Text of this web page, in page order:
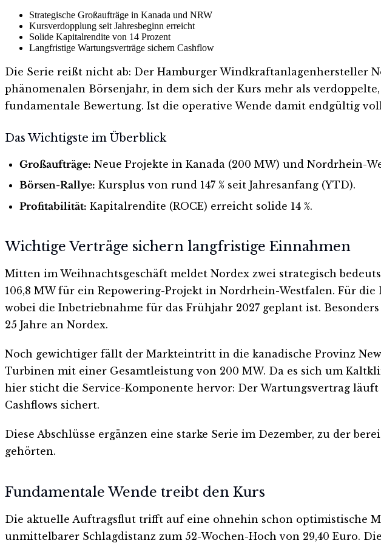
Strategische Großaufträge in Kanada und NRW
Kursverdopplung seit Jahresbeginn erreicht
Solide Kapitalrendite von 14 Prozent
Langfristige Wartungsverträge sichern Cashflow
Die Serie reißt nicht ab: Der Hamburger Windkraftanlagenhersteller
phänomenalen Börsenjahr, in dem sich der Kurs mehr als
fundamentale Bewertung. Ist die operative Wende damit endgültig
Das Wichtigste im Überblick
Großaufträge: Neue Projekte in Kanada (200 MW) und Nordrhein-
Börsen-Rallye: Kursplus von rund 147 % seit Jahresanfang (YTD).
Profitabilität: Kapitalrendite (ROCE) erreicht solide 14 %.
Wichtige Verträge sichern langfristige Einnahmen
Mitten im Weihnachtsgeschäft meldet Nordex zwei strategisch
106,8 MW für ein Repowering-Projekt in Nordrhein-Westfalen. Für
wobei die Inbetriebnahme für das Frühjahr 2027 geplant ist.
25 Jahre an Nordex.
Noch gewichtiger fällt der Markteintritt in die kanadische Provinz
Turbinen mit einer Gesamtleistung von 200 MW. Da es sich um
hier sticht die Service-Komponente hervor: Der Wartungsvertrag
Cashflows sichert.
Diese Abschlüsse ergänzen eine starke Serie im Dezember, zu der
gehörten.
Fundamentale Wende treibt den Kurs
Die aktuelle Auftragsflut trifft auf eine ohnehin schon optimistische
unmittelbarer Schlagdistanz zum 52-Wochen-Hoch von 29,40 Euro.